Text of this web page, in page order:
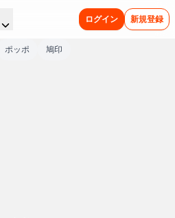
ログイン 新規登録
ポッポ 鳩印